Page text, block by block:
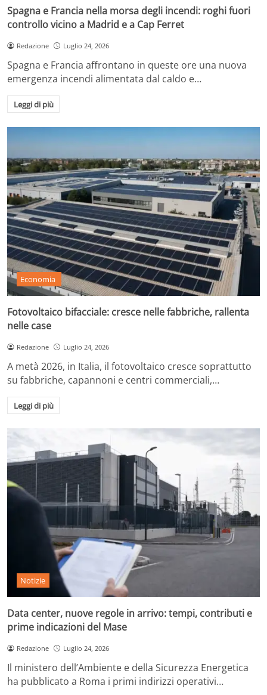
Spagna e Francia nella morsa degli incendi: roghi fuori
controllo vicino a Madrid e a Cap Ferret
Redazione Luglio 24, 2026
Spagna e Francia affrontano in queste ore una nuova
emergenza incendi alimentata dal caldo e…
Leggi di più
Economia
Fotovoltaico bifacciale: cresce nelle fabbriche, rallenta
nelle case
Redazione Luglio 24, 2026
A metà 2026, in Italia, il fotovoltaico cresce soprattutto
su fabbriche, capannoni e centri commerciali,…
Leggi di più
Notizie
Data center, nuove regole in arrivo: tempi, contributi e
prime indicazioni del Mase
Redazione Luglio 24, 2026
Il ministero dell’Ambiente e della Sicurezza Energetica
ha pubblicato a Roma i primi indirizzi operativi…